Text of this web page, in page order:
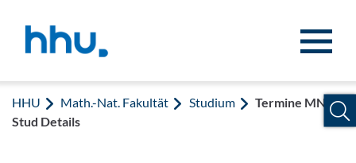
HHU Math.-Nat. Fakultät Studium
Termine MNF-
Stud Details